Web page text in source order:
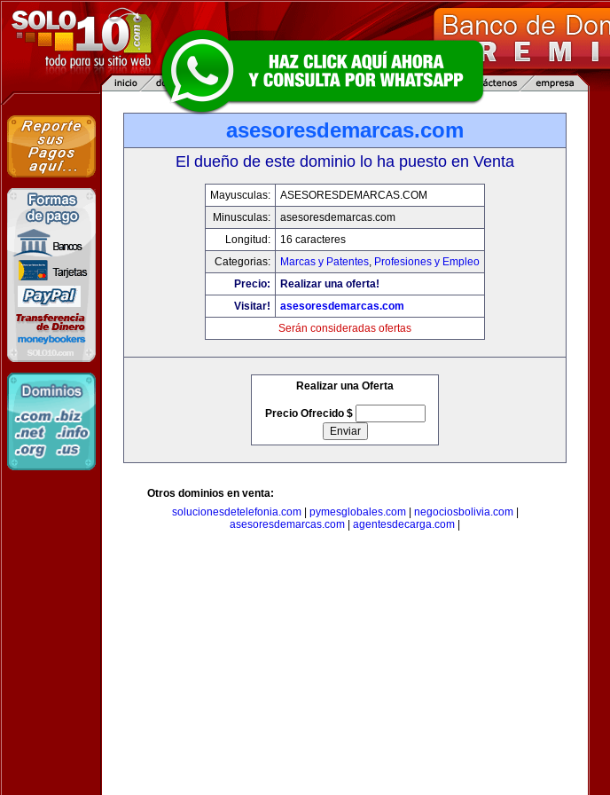
asesoresdemarcas.com
El dueño de este dominio lo ha puesto en Venta
Mayusculas:
ASESORESDEMARCAS.COM
Minusculas:
asesoresdemarcas.com
Longitud:
16 caracteres
Categorias:
Marcas y Patentes, Profesiones y Empleo
Precio:
Realizar una oferta!
Visitar!
asesoresdemarcas.com
Serán consideradas ofertas
Realizar una Oferta
Precio Ofrecido $
Otros dominios en venta:
solucionesdetelefonia.com| pymesglobales.com| negociosbolivia.com|
asesoresdemarcas.com
agentesdecarga.com